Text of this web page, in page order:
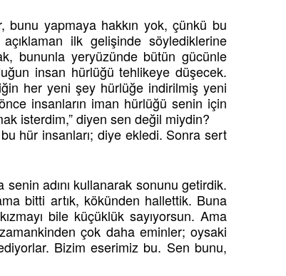
bunu yapmaya hakkın yok, çünkü bu
ilk gelişinde söylediklerine
bununla yeryüzünde bütün gücünle
insan hürlüğü tehlikeye düşecek.
her yeni şey hürlüğe indirilmiş yeni
insanların iman hürlüğü senin için
isterdim,” diyen sen değil miydin?
hür insanları; diye ekledi. Sonra sert
senin adını kullanarak sonunu getirdik.
bitti artık, kökünden hallettik. Buna
bile küçüklük sayıyorsun. Ama
çok daha eminler; oysaki
Bizim eserimiz bu. Sen bunu,